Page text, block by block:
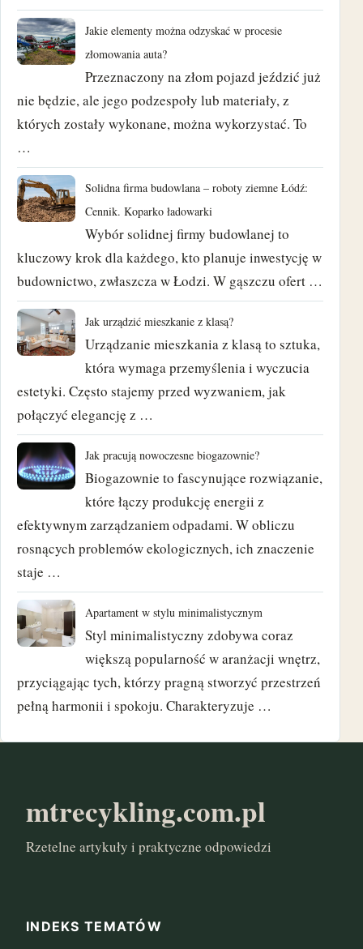
styczeń 2021
grudzień 2020
sierpień 2018
czerwiec 2018
maj 2018
marzec 2018
luty 2018
styczeń 2018
grudzień 2017
listopad 2017
październik 2017
sierpień 2017
czerwiec 2017
maj 2017
styczeń 2017
Jakie elementy można odzyskać w procesie
złomowania auta?
Przeznaczony na złom pojazd jeździć już
nie będzie, ale jego podzespoły lub materiały, z
których zostały wykonane, można wykorzystać. To
…
Solidna firma budowlana – roboty ziemne Łódź:
Cennik. Koparko ładowarki
Wybór solidnej firmy budowlanej to
kluczowy krok dla każdego, kto planuje inwestycję w
budownictwo, zwłaszcza w Łodzi. W gąszczu ofert …
Jak urządzić mieszkanie z klasą?
Urządzanie mieszkania z klasą to sztuka,
która wymaga przemyślenia i wyczucia
estetyki. Często stajemy przed wyzwaniem, jak
połączyć elegancję z …
Jak pracują nowoczesne biogazownie?
Biogazownie to fascynujące rozwiązanie,
które łączy produkcję energii z
efektywnym zarządzaniem odpadami. W obliczu
rosnących problemów ekologicznych, ich znaczenie
staje …
Apartament w stylu minimalistycznym
Styl minimalistyczny zdobywa coraz
większą popularność w aranżacji wnętrz,
przyciągając tych, którzy pragną stworzyć przestrzeń
pełną harmonii i spokoju. Charakteryzuje …
mtrecykling.com.pl
Rzetelne artykuły i praktyczne odpowiedzi
INDEKS TEMATÓW